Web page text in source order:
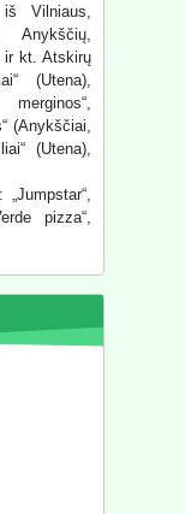
Vilniaus,
Anykščių,
ir kt. Atskirų
(Utena),
(Anykščiai,
(Utena),
pizza“,